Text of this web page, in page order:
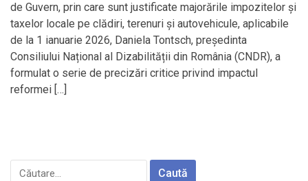
de Guvern, prin care sunt justificate majorările impozitelor și
taxelor locale pe clădiri, terenuri și autovehicule, aplicabile
de la 1 ianuarie 2026, Daniela Tontsch, președinta
Consiliului Național al Dizabilității din România (CNDR), a
formulat o serie de precizări critice privind impactul
reformei […]
Caută